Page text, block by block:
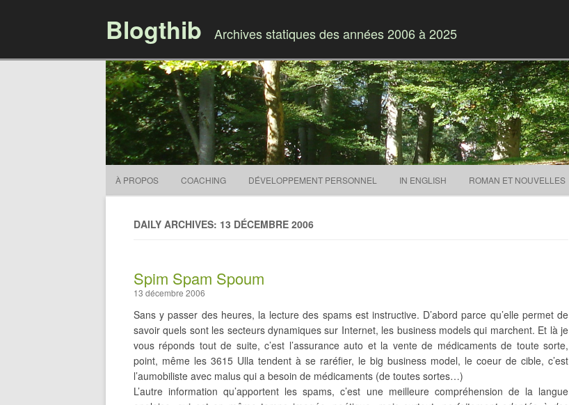
Blogthib Archives statiques des années 2006 à 2025
À PROPOS COACHING DÉVELOPPEMENT PERSONNEL IN ENGLISH ROMAN ET NOUVELLES
DAILY ARCHIVES: 13 DÉCEMBRE 2006
Spim Spam Spoum
13 décembre 2006
Sans y passer des heures, la lecture des spams est instructive. D’abord parce qu’elle permet de
savoir quels sont les secteurs dynamiques sur Internet, les business models qui marchent. Et là je
vous réponds tout de suite, c’est l’assurance auto et la vente de médicaments de toute sorte,
point, même les 3615 Ulla tendent à se raréfier, le big business model, le coeur de cible, c’est
l’aumobiliste avec malus qui a besoin de médicaments (de toutes sortes…)
L’autre information qu’apportent les spams, c’est une meilleure compréhension de la langue